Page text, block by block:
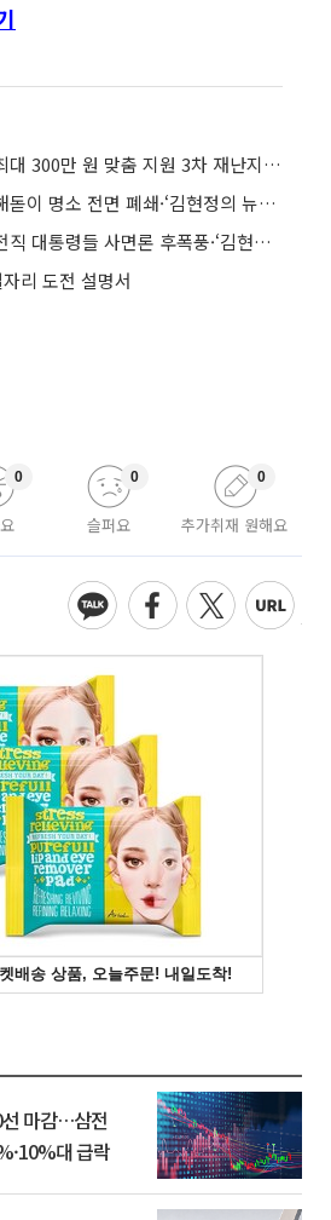
‘김어준의 뉴스공장’ 최대 300만 원 맞춤 지원 3차 재난지원금·‘김현정의 뉴스쇼’ 이제는 검찰개혁, 사법개혁이다·‘철파엠’ 산들, 양정무, 타일러, 주시은·‘컬투쇼’ 하하, 최재훈 外
‘김어준의 뉴스공장’ 해돋이 명소 전면 폐쇄·‘김현정의 뉴스쇼’ 김진욱 공수처장 후보, 무엇을 해야 할까·‘철파엠’ 산들, 이다지, 헤이지니·‘컬투쇼’ 신봉선, 딕펑스, 백아연 外
‘김어준의 뉴스공장’ 전직 대통령들 사면론 후폭풍·‘김현정의 뉴스쇼’ 16개월 정인이 양부모, 살인죄 적용해야·‘철파엠’ 윤시윤, 임선규, 박순봉, 타일러, 황보·‘컬투쇼’ 김민경, 한해 外
리 도전 설명서
0
슬퍼요
0
추가취재 원해요
0
마감…삼전
대 급락